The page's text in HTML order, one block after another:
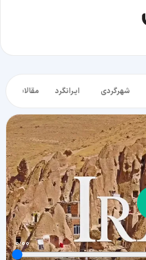
شهرگردی ایرانگرد مقالات
0:00